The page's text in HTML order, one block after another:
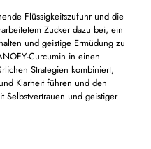
Flüssigkeitszufuhr und die
Zucker dazu bei, ein
und geistige Ermüdung zu
Curcumin in einen
Strategien kombiniert,
Klarheit führen und den
Selbstvertrauen und geistiger